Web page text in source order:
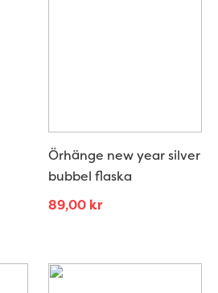
Örhänge new year silver
bubbel flaska
89,00 kr